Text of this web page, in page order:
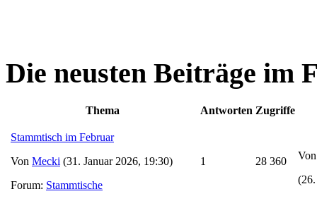
Die neusten Beiträge im
Thema Antworten Zugriffe
Stammtisch im Februar
Von Mecki (31. Januar 2026, 19:30)
Forum: Stammtische
1 28 360